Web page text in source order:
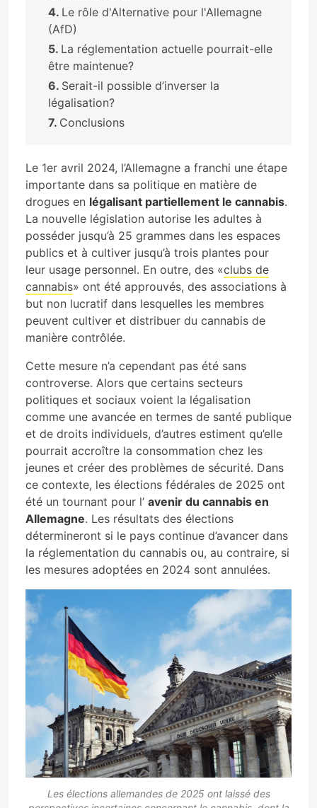
Le rôle d'Alternative pour l'Allemagne
(AfD)
La réglementation actuelle pourrait-elle
être maintenue?
Serait-il possible d’inverser la
légalisation?
Conclusions
Le 1er avril 2024, l’Allemagne a franchi une étape
importante dans sa politique en matière de
drogues en légalisant partiellement le cannabis.
La nouvelle législation autorise les adultes à
posséder jusqu’à 25 grammes dans les espaces
publics et à cultiver jusqu’à trois plantes pour
leur usage personnel. En outre, des «clubs de
cannabis» ont été approuvés, des associations à
but non lucratif dans lesquelles les membres
peuvent cultiver et distribuer du cannabis de
manière contrôlée.
Cette mesure n’a cependant pas été sans
controverse. Alors que certains secteurs
politiques et sociaux voient la légalisation
comme une avancée en termes de santé publique
et de droits individuels, d’autres estiment qu’elle
pourrait accroître la consommation chez les
jeunes et créer des problèmes de sécurité. Dans
ce contexte, les élections fédérales de 2025 ont
été un tournant pour l’ avenir du cannabis en
Allemagne. Les résultats des élections
détermineront si le pays continue d’avancer dans
la réglementation du cannabis ou, au contraire, si
les mesures adoptées en 2024 sont annulées.
Les élections allemandes de 2025 ont laissé des